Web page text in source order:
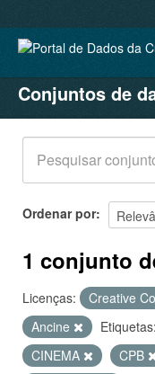
CONJUNTOS DE
ORGANIZAÇÕES
GRUPOS
SOBRE
Conjuntos de
Ordenar por
1 conjunto
Licenças: Creative
Ancine
Etiquetas:
CINEMA
CPB